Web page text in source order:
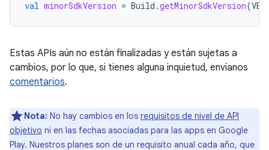
val minorSdkVersion = Build .getMinorSdkVersion(
Estas APIs aún no están finalizadas y están sujetas a
cambios, por lo que, si tienes alguna inquietud, envíanos
comentarios.
Nota: No hay cambios en los requisitos de nivel de API
objetivo ni en las fechas asociadas para las apps en Google
Play. Nuestros planes son de un requisito anual cada año, que